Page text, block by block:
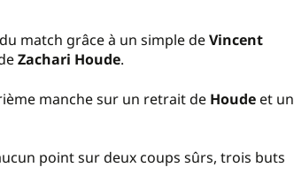
match grâce à un simple deVincent
Zachari Houde.
manche sur un retrait de Houde et un
point sur deux coups sûrs, trois buts